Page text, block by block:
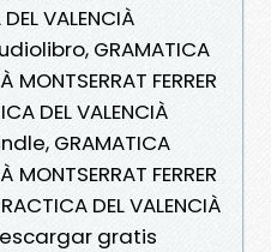
VALENCIÀ
GRAMATICA
MONTSERRAT FERRER
DEL VALENCIÀ
GRAMATICA
MONTSERRAT FERRER
DEL VALENCIÀ
Descargar gratis